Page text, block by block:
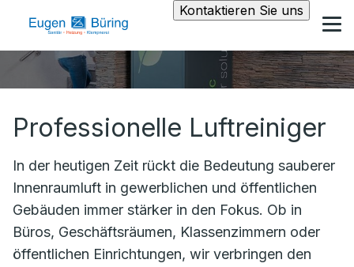
Kontaktieren Sie uns
Professionelle Luftreiniger
In der heutigen Zeit rückt die Bedeutung sauberer
Innenraumluft in gewerblichen und öffentlichen
Gebäuden immer stärker in den Fokus. Ob in
Büros, Geschäftsräumen, Klassenzimmern oder
öffentlichen Einrichtungen, wir verbringen den